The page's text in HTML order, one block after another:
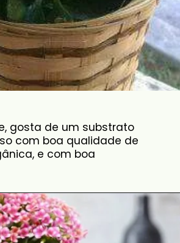
gosta de um substrato
com boa qualidade de
e com boa